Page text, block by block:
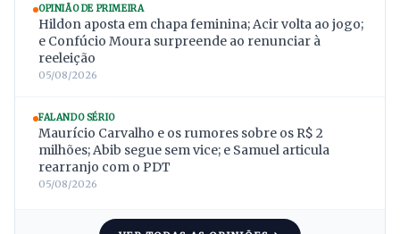
OPINIÃO DE PRIMEIRA
Hildon aposta em chapa feminina; Acir volta ao jogo;
e Confúcio Moura surpreende ao renunciar à
reeleição
05/08/2026
FALANDO SÉRIO
Maurício Carvalho e os rumores sobre os R$ 2
milhões; Abib segue sem vice; e Samuel articula
rearranjo com o PDT
05/08/2026